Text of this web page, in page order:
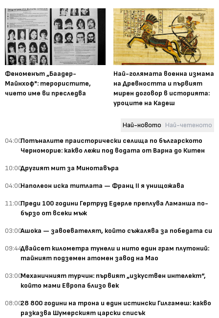
Феноменът „Баадер-
Майнхоф": терористите,
чието име ви преследва
Най-голямата военна измама
на Древността и първият
мирен договор в историята:
уроците на Кадеш
Най-новото Най-четеното
04:00Потъналите праисторически селища по българското
Черноморие: какво лежи под водата от Варна до Китен
10:00Другият мит за Минотавъра
04:00Наполеон иска титлата — Франц II я унищожава
11:00Преди 100 години Гертруд Едерле преплува Ламанша по-
бързо от всеки мъж
03:00Ашока — завоевателят, който съжалява за победата си
09:44Двайсет километра тунели и нито един грам плутоний:
тайният подземен атомен завод на Мао
03:00Механичният турчин: първият „изкуствен интелект“,
който мами Европа близо век
08:0028 800 години на трона и един истински Гилгамеш: какво
разказва Шумерският царски списък